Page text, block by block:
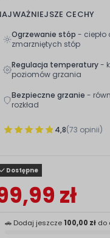
CECHY
Ogrzewanie stóp - ciepło
zmarzniętych stóp
Regulacja temperatury-
poziomów grzania
Bezpieczne grzanie -
rozkład
4,8(73 opinii)
Dostępne
zł
🚗 Dodaj jeszcze 100,00 złdo